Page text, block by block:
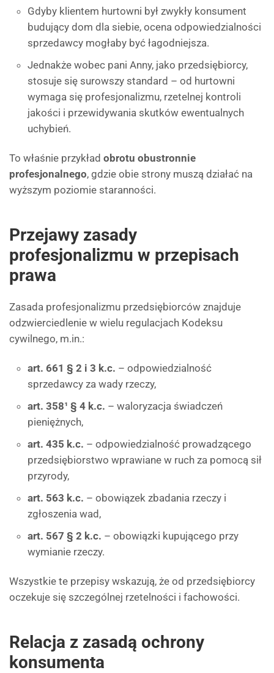
Gdyby klientem hurtowni był zwykły konsument
budujący dom dla siebie, ocena odpowiedzialności
sprzedawcy mogłaby być łagodniejsza.
Jednakże wobec pani Anny, jako przedsiębiorcy,
stosuje się surowszy standard – od hurtowni
wymaga się profesjonalizmu, rzetelnej kontroli
jakości i przewidywania skutków ewentualnych
uchybień.
To właśnie przykład obrotu obustronnie
profesjonalnego, gdzie obie strony muszą działać na
wyższym poziomie staranności.
Przejawy zasady
profesjonalizmu w przepisach
prawa
Zasada profesjonalizmu przedsiębiorców znajduje
odzwierciedlenie w wielu regulacjach Kodeksu
cywilnego, m.in.:
art. 661 § 2 i 3 k.c. – odpowiedzialność
sprzedawcy za wady rzeczy,
art. 358¹ § 4 k.c. – waloryzacja świadczeń
pieniężnych,
art. 435 k.c. – odpowiedzialność prowadzącego
przedsiębiorstwo wprawiane w ruch za pomocą sił
przyrody,
art. 563 k.c. – obowiązek zbadania rzeczy i
zgłoszenia wad,
art. 567 § 2 k.c. – obowiązki kupującego przy
wymianie rzeczy.
Wszystkie te przepisy wskazują, że od przedsiębiorcy
oczekuje się szczególnej rzetelności i fachowości.
Relacja z zasadą ochrony
konsumenta